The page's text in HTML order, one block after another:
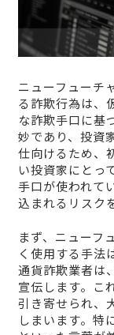
ニューフュー
る詐欺行為は、
な詐欺手口に基
妙であり、投資
仕向けるため、
い投資家にとっ
手口が使われて
込まれるリスク
まず、ニュー
く使用する手法
通貨詐欺業者は
宣伝します。こ
引き寄せられ、
しまいます。特